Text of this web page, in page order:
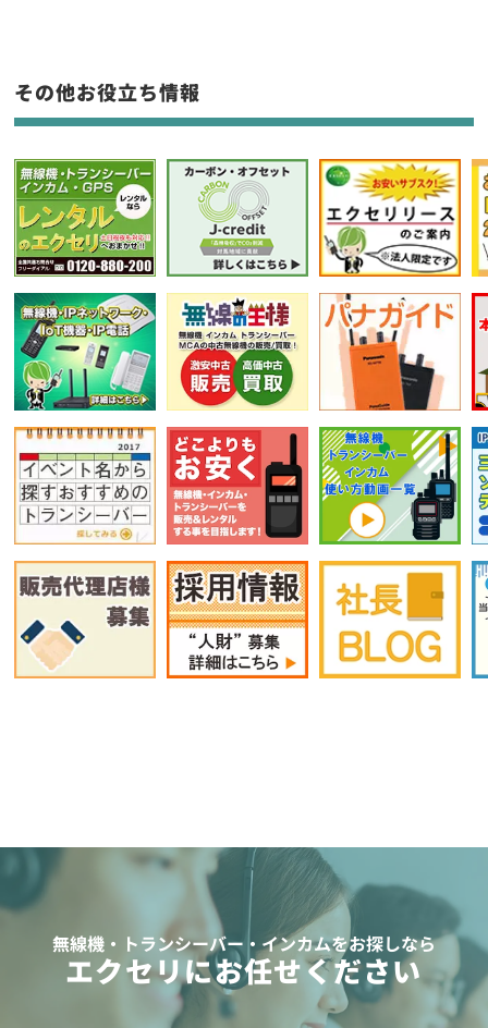
フリーワード入力(製品名等)
選択条件をリセット
その他お役立ち情報
無線機・トランシーバー・インカムをお探しなら
エクセリにお任せください